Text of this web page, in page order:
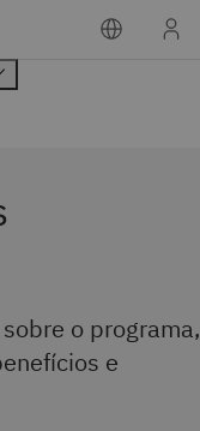
o programa,
e